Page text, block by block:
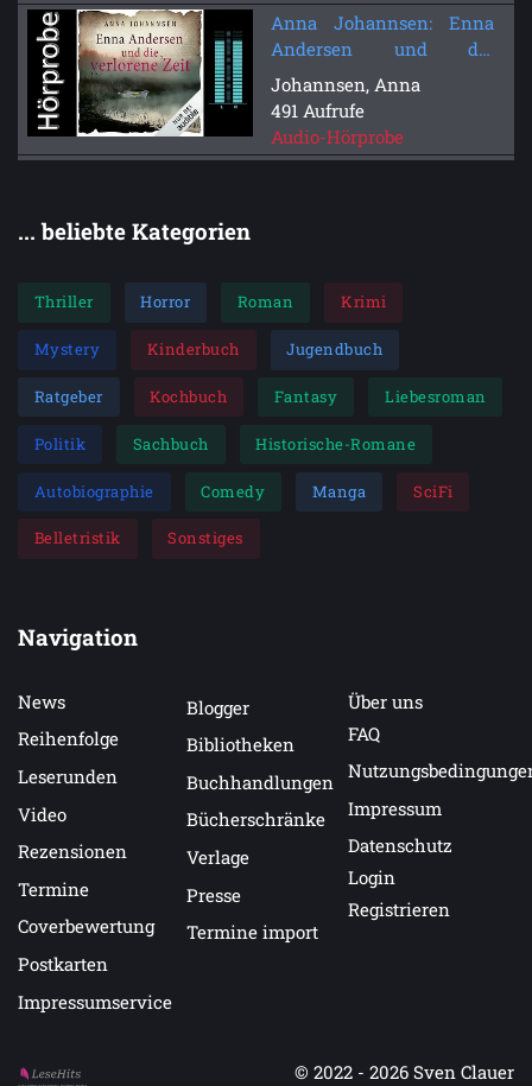
Anna Johannsen: Enna
Andersen und die
verlorene Zeit
(Hörbuchvorstellung)
Johannsen, Anna
491 Aufrufe
Audio-Hörprobe
... beliebte Kategorien
Thriller Horror Roman Krimi
Mystery Kinderbuch Jugendbuch
Ratgeber Kochbuch Fantasy Liebesroman
Politik Sachbuch Historische-Romane
Autobiographie Comedy Manga SciFi
Belletristik Sonstiges
Navigation
News
Reihenfolge
Leserunden
Video
Rezensionen
Termine
Coverbewertung
Postkarten
Impressumservice
Blogger
Bibliotheken
Buchhandlungen
Bücherschränke
Verlage
Presse
Termine import
Über uns
FAQ
Impressum
Datenschutz
Login
Registrieren
© 2022 - 2026 Sven Clauer